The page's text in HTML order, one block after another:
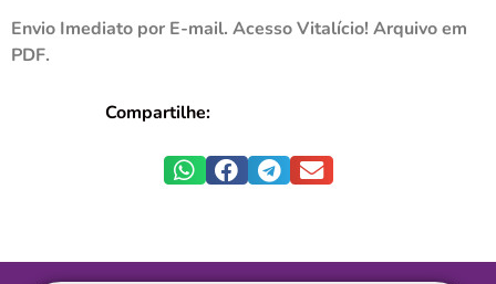
Envio Imediato por E-mail. Acesso Vitalício! Arquivo em
PDF.
Compartilhe: